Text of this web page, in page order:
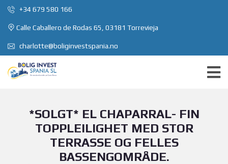
+34 679 580 166
Calle Caballero de Rodas 65, 03181 Torrevieja
charlotte@boliginvestspania.no
*SOLGT* EL CHAPARRAL- FIN
TOPPLEILIGHET MED STOR
TERRASSE OG FELLES
BASSENGOMRÅDE.